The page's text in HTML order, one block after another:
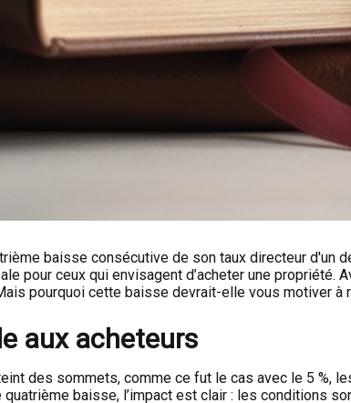
baisse consécutive de son taux directeur
pour ceux qui envisagent d’acheter une
pourquoi cette baisse devrait-elle vous motiver à
aux acheteurs
des sommets, comme ce fut le cas avec le 5 %,
baisse, l’impact est clair : les conditions